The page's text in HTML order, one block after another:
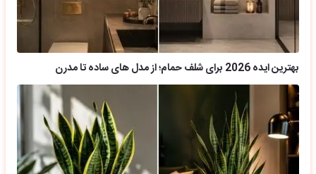
بهترین ایده 2026 برای شلف حمام؛ از مدل های ساده تا مدرن